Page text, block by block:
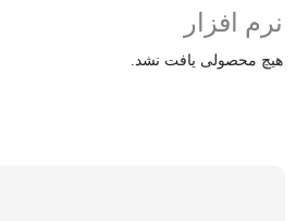
نرم افزار
هیچ محصولی یافت نشد.